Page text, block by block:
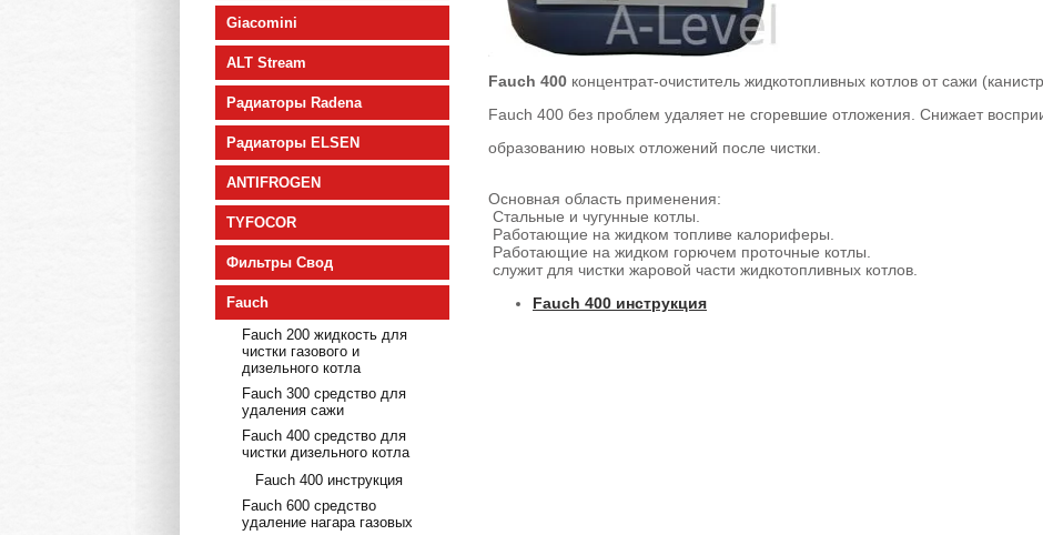
Giacomini
ALT Stream
Радиаторы Radena
Радиаторы ELSEN
ANTIFROGEN
TYFOCOR
Фильтры Свод
Fauch
Fauch 200 жидкость для
чистки газового и
дизельного котла
Fauch 300 средство для
удаления сажи
Fauch 400 средство для
чистки дизельного котла
Fauch 400 инструкция
Fauch 600 средство
удаление нагара газовых
Fauch 400 концентрат-очиститель жидкотопливных котлов от сажи
Fauch 400 без проблем удаляет не сгоревшие отложения. Снижает
образованию новых отложений после чистки.
Основная область применения:
Стальные и чугунные котлы.
Работающие на жидком топливе калориферы.
Работающие на жидком горючем проточные котлы.
служит для чистки жаровой части жидкотопливных котлов.
Fauch 400 инструкция